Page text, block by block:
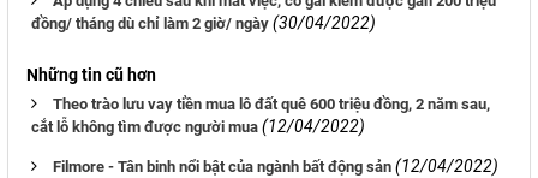
đồng/ tháng dù chỉ làm 2 giờ/ ngày (30/04/2022)
Những tin cũ hơn
Theo trào lưu vay tiền mua lô đất quê 600 triệu đồng, 2 năm sau,
cắt lỗ không tìm được người mua (12/04/2022)
Filmore - Tân binh nổi bật của ngành bất động sản (12/04/2022)